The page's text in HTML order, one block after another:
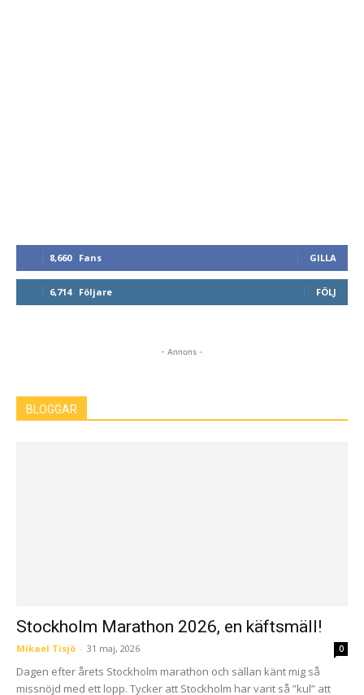
8,660 Fans GILLA
6,714 Följare FÖLJ
- Annons -
BLOGGAR
Stockholm Marathon 2026, en käftsmäll!
Mikael Tisjö - 31 maj, 2026 0
Dagen efter årets Stockholm marathon och sällan känt mig så
missnöjd med ett lopp. Tycker att Stockholm har varit så ”kul” att